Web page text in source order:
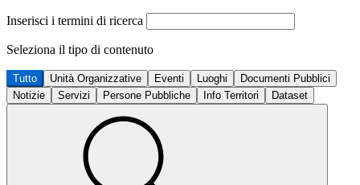
Inserisci i termini di ricerca
Seleziona il tipo di contenuto
Tutto Unità Organizzative Eventi Luoghi
Documenti Pubblici
Notizie
Servizi Persone Pubbliche Info Territori Dataset